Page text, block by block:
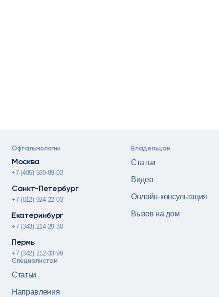
Офтальмологии
Москва
+7 (495) 589-89-03
Санкт-Петербург
+7 (812) 924-22-03
Екатеринбург
+7 (343) 214-29-30
Пермь
+7 (342) 212-33-99
Владельцам
Статьи
Видео
Онлайн-консультация
Вызов на дом
Специалистам
Статьи
Направления